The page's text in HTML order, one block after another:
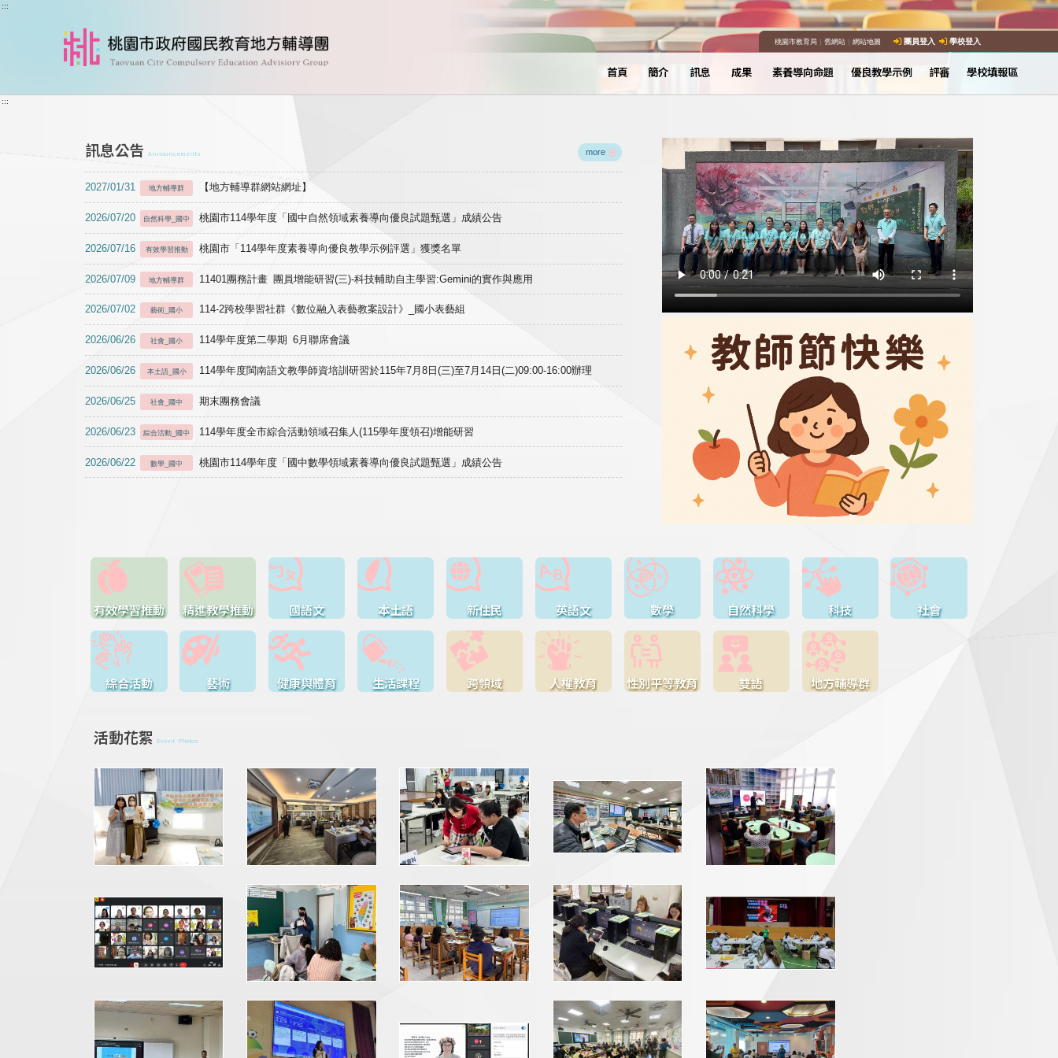
跳到主要內容
:::
桃園市教育局｜ 舊網站｜ 網站地圖 團員登入 學校登入
首頁 簡介 訊息 成果 素養導向命題 優良教學示例 評審 學校填報區
:::
訊息公告 Announcements more
2027/01/31 地方輔導群 【地方輔導群網站網址】
2026/07/20 自然科學_國中 桃園市114學年度「國中自然領域素養導向優良試題甄選」成績公告
2026/07/16 有效學習推動 桃園市「114學年度素養導向優良教學示例評選」獲獎名單
2026/07/09 地方輔導群 11401團務計畫 團員增能研習(三)-科技輔助自主學習:Gemini的實作與應用
2026/07/02 藝術_國小 114-2跨校學習社群《數位融入表藝教案設計》_國小表藝組
2026/06/26 社會_國小 114學年度第二學期 6月聯席會議
2026/06/26 本土語_國小 114學年度閩南語文教學師資培訓研習於115年7月8日(三)至7月14日(二)09:00-16:00辦理
2026/06/25 社會_國中 期末團務會議
2026/06/23 綜合活動_國中 114學年度全市綜合活動領域召集人(115學年度領召)增能研習
2026/06/22 數學_國中 桃園市114學年度「國中數學領域素養導向優良試題甄選」成績公告
有效學習推動 精進教學推動 國語文 本土語 新住民 英語文 數學 自然科學 科技 社會
綜合活動 藝術 健康與體育 生活課程 跨領域 人權教育 性別平等教育 雙語 地方輔導群
活動花絮 Event Photos